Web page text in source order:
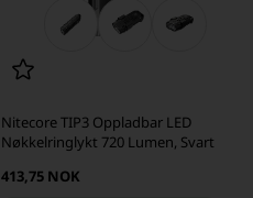
Nitecore TIP3 Oppladbar LED
Nøkkelringlykt 720 Lumen, Svart
413,75 NOK